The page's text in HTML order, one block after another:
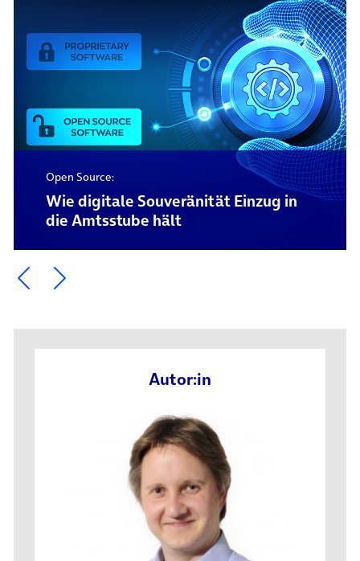
Open Source:
Wie digitale Souveränität Einzug in
die Amtsstube hält
Ein Element zurück blättern
Ein Element weiter blättern
Autor:in